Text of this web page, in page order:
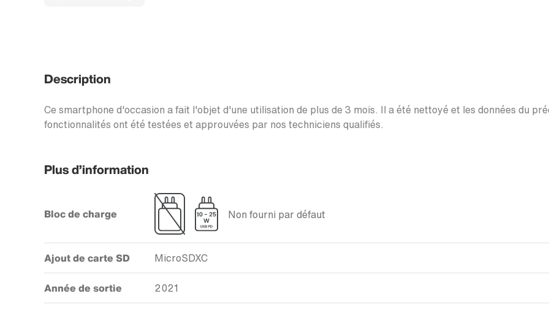
Description
Ce smartphone d'occasion a fait l'objet d'une utilisation de plus de 3 mois. Il a été nettoyé et les données du
fonctionnalités ont été testées et approuvées par nos techniciens qualifiés.
Plus d’information
Bloc de charge Non fourni par défaut
Ajout de carte SD MicroSDXC
Année de sortie 2021